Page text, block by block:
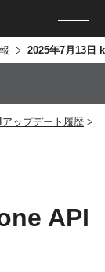
アップデート履歴
API